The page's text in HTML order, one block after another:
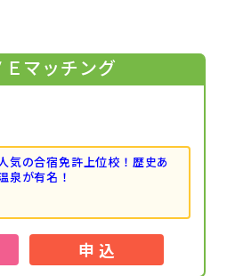
人気のランキングで1位になりま
ンキングで
人気のランキングで1位になりま
ンキングで
ーに人気のランキングで
Ｅマッチング
気の合宿免許上位校！歴史あ
泉が有名！
申 込